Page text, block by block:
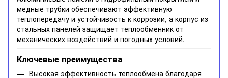
медные трубки обеспечивают эффективную
теплопередачу и устойчивость к коррозии, а корпус из
стальных панелей защищает теплообменник от
механических воздействий и погодных условий.
Ключевые преимущества
Высокая эффективность теплообмена благодаря